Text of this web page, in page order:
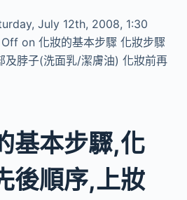
July 12th, 2008, 1:30
on 化妝的基本步驟 化妝步驟
及脖子(洗面乳/潔膚油) 化妝前再
基本步驟,化
後順序,上妝